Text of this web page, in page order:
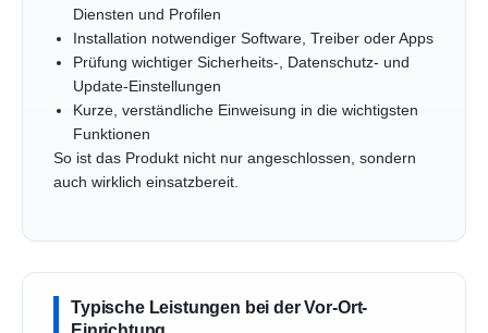
Diensten und Profilen
Installation notwendiger Software, Treiber oder Apps
Prüfung wichtiger Sicherheits-, Datenschutz- und
Update-Einstellungen
Kurze, verständliche Einweisung in die wichtigsten
Funktionen
So ist das Produkt nicht nur angeschlossen, sondern
auch wirklich einsatzbereit.
Typische Leistungen bei der Vor-Ort-